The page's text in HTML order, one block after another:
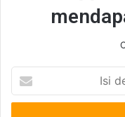
dengan
Email